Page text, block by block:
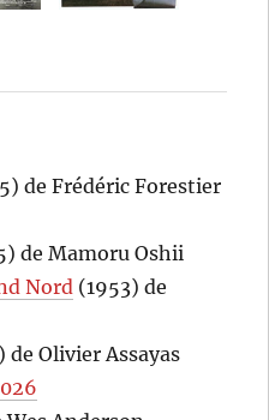
de Frédéric Forestier
de Mamoru Oshii
Nord (1953) de
de Olivier Assayas